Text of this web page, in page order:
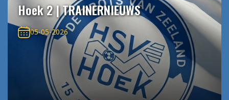
Hoek 2 | TRAINERNIEUWS
05-05-2026